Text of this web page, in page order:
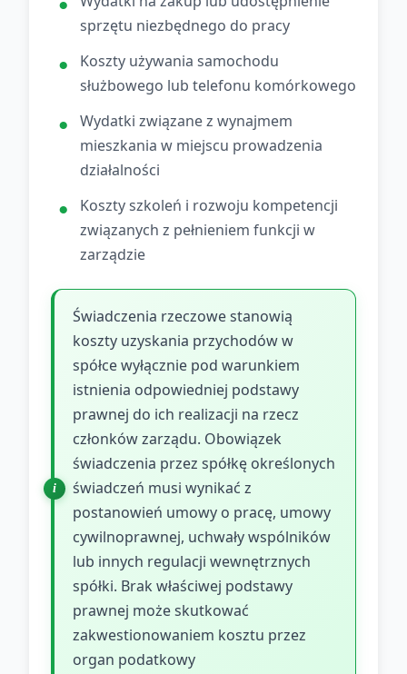
sprzętu niezbędnego do pracy
Koszty używania samochodu
służbowego lub telefonu komórkowego
Wydatki związane z wynajmem
mieszkania w miejscu prowadzenia
działalności
Koszty szkoleń i rozwoju kompetencji
związanych z pełnieniem funkcji w
zarządzie
Świadczenia rzeczowe stanowią
koszty uzyskania przychodów w
spółce wyłącznie pod warunkiem
istnienia odpowiedniej podstawy
prawnej do ich realizacji na rzecz
członków zarządu. Obowiązek
świadczenia przez spółkę określonych
świadczeń musi wynikać z
postanowień umowy o pracę, umowy
cywilnoprawnej, uchwały wspólników
lub innych regulacji wewnętrznych
spółki. Brak właściwej podstawy
prawnej może skutkować
zakwestionowaniem kosztu przez
organ podatkowy